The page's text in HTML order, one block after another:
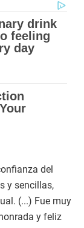
del
y sencillas,
(...) Fue muy
y feliz